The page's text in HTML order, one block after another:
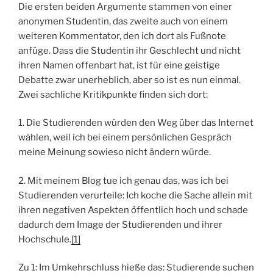
Die ersten beiden Argumente stammen von einer
anonymen Studentin, das zweite auch von einem
weiteren Kommentator, den ich dort als Fußnote
anfüge. Dass die Studentin ihr Geschlecht und nicht
ihren Namen offenbart hat, ist für eine geistige
Debatte zwar unerheblich, aber so ist es nun einmal.
Zwei sachliche Kritikpunkte finden sich dort:
1. Die Studierenden würden den Weg über das Internet
wählen, weil ich bei einem persönlichen Gespräch
meine Meinung sowieso nicht ändern würde.
2. Mit meinem Blog tue ich genau das, was ich bei
Studierenden verurteile: Ich koche die Sache allein mit
ihren negativen Aspekten öffentlich hoch und schade
dadurch dem Image der Studierenden und ihrer
Hochschule.[1]
Zu 1: Im Umkehrschluss hieße das: Studierende suchen